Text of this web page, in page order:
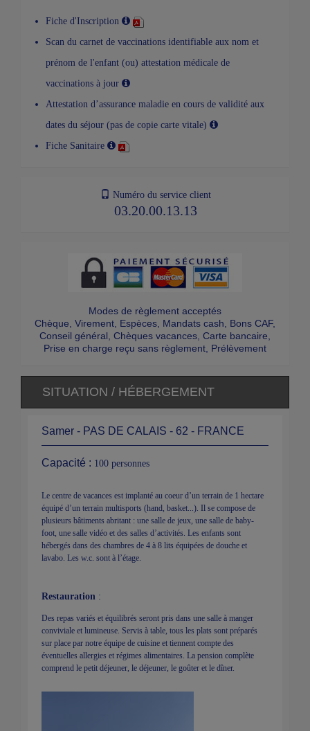
Fiche d'Inscription
Scan du carnet de vaccinations identifiable aux nom et
prénom de l'enfant (ou) attestation médicale de
vaccinations à jour
Attestation d’assurance maladie en cours de validité aux
dates du séjour (pas de copie carte vitale)
Fiche Sanitaire
Numéro du service client
03.20.00.13.13
Modes de règlement acceptés
Chèque, Virement, Espèces, Mandats cash, Bons CAF,
Conseil général, Chèques vacances, Carte bancaire,
Prise en charge reçu sans règlement, Prélèvement
SITUATION / HÉBERGEMENT
Samer - PAS DE CALAIS - 62 - FRANCE
Capacité : 100 personnes
Le centre de vacances est implanté au coeur d’un terrain de 1 hectare
équipé d’un terrain multisports (hand, basket...). Il se compose de
plusieurs bâtiments abritant : une salle de jeux, une salle de baby-
foot, une salle vidéo et des salles d’activités. Les enfants sont
hébergés dans des chambres de 4 à 8 lits équipées de douche et
lavabo. Les w.c. sont à l’étage.
Restauration :
Des repas variés et équilibrés seront pris dans une salle à manger
conviviale et lumineuse. Servis à table, tous les plats sont préparés
sur place par notre équipe de cuisine et tiennent compte des
éventuelles allergies et régimes alimentaires. La pension complète
comprend le petit déjeuner, le déjeuner, le goûter et le dîner.